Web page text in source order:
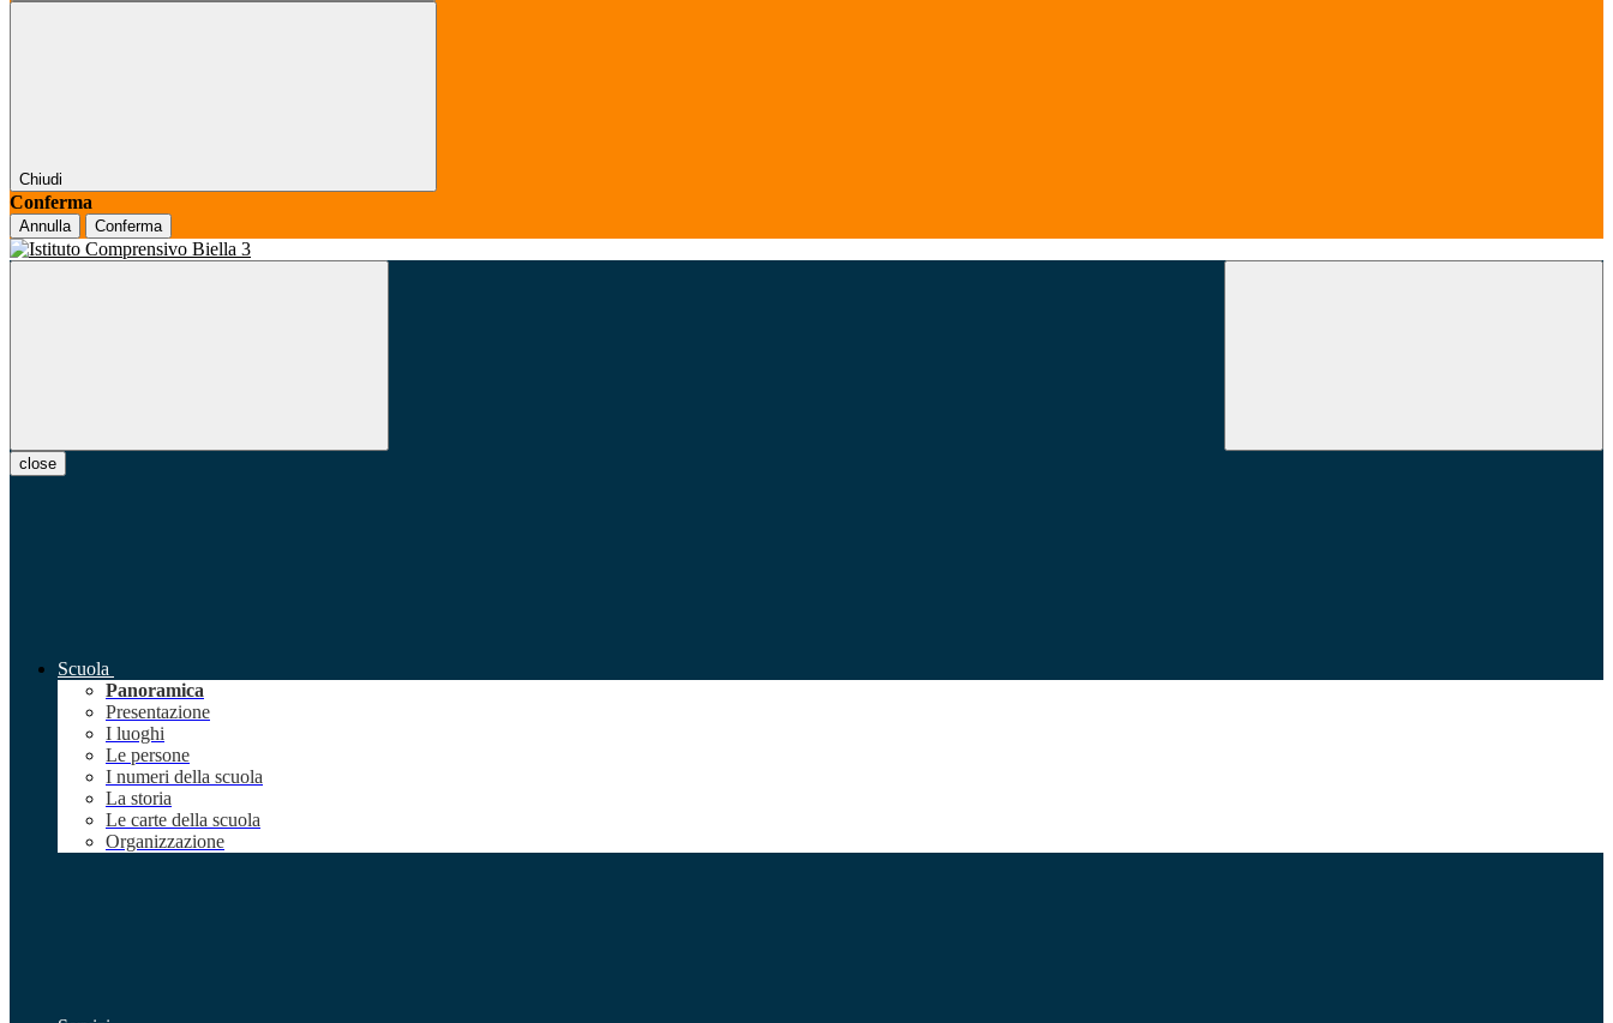
Chiudi
Conferma
Annulla Conferma
close
Scuola
Panoramica
Presentazione
I luoghi
Le persone
I numeri della scuola
La storia
Le carte della scuola
Organizzazione